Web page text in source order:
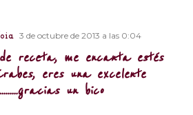
3 de octubre de 2013 a las 0:04
receta, me encanta estés
eres una excelente
un bico